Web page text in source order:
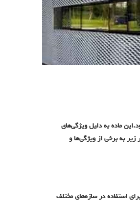
ماده به دلیل ویژگی‌های
زیر به برخی از ویژگی‌ها و
استفاده در سازه‌های مختلف